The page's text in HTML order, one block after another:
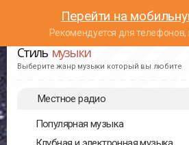
Перейти на
Рекомендуется для телефонов,
Стиль музыки
Выберите жанр музыки который вы любите
Местное радио
Популярная музыка